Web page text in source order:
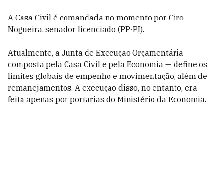
A Casa Civil é comandada no momento por Ciro
Nogueira, senador licenciado (PP-PI).
Atualmente, a Junta de Execução Orçamentária —
composta pela Casa Civil e pela Economia — define os
limites globais de empenho e movimentação, além de
remanejamentos. A execução disso, no entanto, era
feita apenas por portarias do Ministério da Economia.